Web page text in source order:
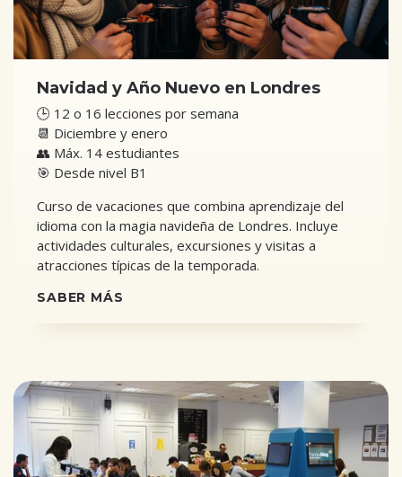
Navidad y Año Nuevo en Londres
🕒 12 o 16 lecciones por semana
📆 Diciembre y enero
👥 Máx. 14 estudiantes
🎯 Desde nivel B1
Curso de vacaciones que combina aprendizaje del
idioma con la magia navideña de Londres. Incluye
actividades culturales, excursiones y visitas a
atracciones típicas de la temporada.
SABER MÁS